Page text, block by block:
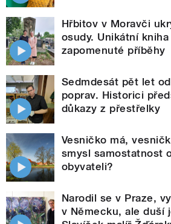
Hřbitov v Moravči
osudy. Unikátní
zapomenuté příběhy
Sedmdesát pět let
poprav. Historici
důkazy z přestřelky
Vesničko má,
smysl samostatnost
obyvateli?
Narodil se v Praze,
v Německu, ale duší